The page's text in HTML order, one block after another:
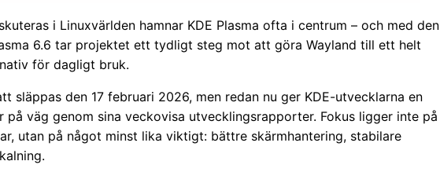
i Linuxvärlden hamnar KDE Plasma ofta i centrum – och med den
6.6 tar projektet ett tydligt steg mot att göra Wayland till ett helt
för dagligt bruk.
släppas den 17 februari 2026, men redan nu ger KDE-utvecklarna en
väg genom sina veckovisa utvecklingsrapporter. Fokus ligger inte på
utan på något minst lika viktigt: bättre skärmhantering, stabilare